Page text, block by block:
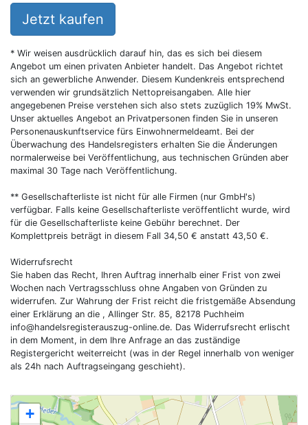
+
Jetzt kaufen
* Wir weisen ausdrücklich darauf hin, das es sich bei diesem
Angebot um einen privaten Anbieter handelt. Das Angebot richtet
sich an gewerbliche Anwender. Diesem Kundenkreis entsprechend
verwenden wir grundsätzlich Nettopreisangaben. Alle hier
angegebenen Preise verstehen sich also stets zuzüglich 19% MwSt.
Unser aktuelles Angebot an Privatpersonen finden Sie in unseren
Personenauskunftservice fürs Einwohnermeldeamt. Bei der
Überwachung des Handelsregisters erhalten Sie die Änderungen
normalerweise bei Veröffentlichung, aus technischen Gründen aber
maximal 30 Tage nach Veröffentlichung.
** Gesellschafterliste ist nicht für alle Firmen (nur GmbH's)
verfügbar. Falls keine Gesellschafterliste veröffentlicht wurde, wird
für die Gesellschafterliste keine Gebühr berechnet. Der
Komplettpreis beträgt in diesem Fall 34,50 € anstatt 43,50 €.
Widerrufsrecht
Sie haben das Recht, Ihren Auftrag innerhalb einer Frist von zwei
Wochen nach Vertragsschluss ohne Angaben von Gründen zu
widerrufen. Zur Wahrung der Frist reicht die fristgemäße Absendung
einer Erklärung an die , Allinger Str. 85, 82178 Puchheim
info@handelsregisterauszug-online.de. Das Widerrufsrecht erlischt
in dem Moment, in dem Ihre Anfrage an das zuständige
Registergericht weiterreicht (was in der Regel innerhalb von weniger
als 24h nach Auftragseingang geschieht).